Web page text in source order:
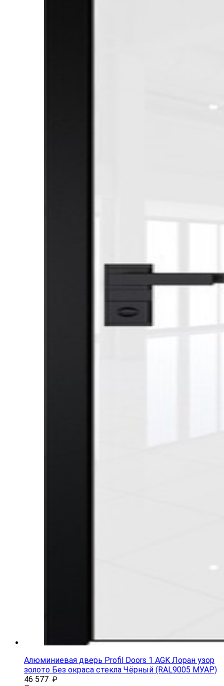
Алюминиевая дверь Profil Doors 1 AGK Лоран узор
золото Без окраса стекла Чёрный (RAL9005 МУАР)
46 577 ₽